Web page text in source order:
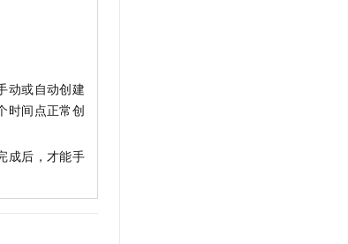
动或自动创建
时间点正常创
成后，才能手